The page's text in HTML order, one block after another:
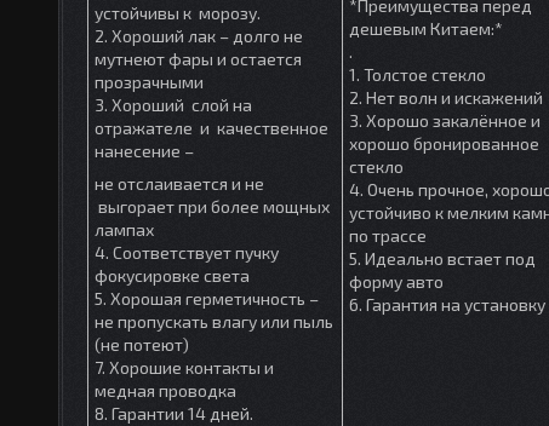
устойчивы к морозу.
2. Хороший лак – долго не
мутнеют фары и остается
прозрачными
3. Хороший слой на
отражателе и качественное
нанесение –
не отслаивается и не
выгорает при более мощных
лампах
4. Соответствует пучку
фокусировке света
5. Хорошая герметичность –
не пропускать влагу или пыль
(не потеют)
7. Хорошие контакты и
медная проводка
8. Гарантии 14 дней.
*Преимущества перед
дешевым Китаем:*
.
1. Толстое стекло
2. Нет волн и искажений
3. Хорошо закалённое и
хорошо бронированное
стекло
4. Очень прочное,
устойчиво к мелким
по трассе
5. Идеально встает под
форму авто
6. Гарантия на установку